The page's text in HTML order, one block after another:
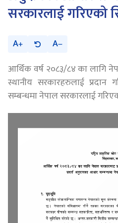
सरकारलाई गरिएको
A
A
आर्थिक वर्ष २०८३/८४ का लागि
स्थानीय सरकारहरुलाई
सम्बन्धमा नेपाल सरकारलाई